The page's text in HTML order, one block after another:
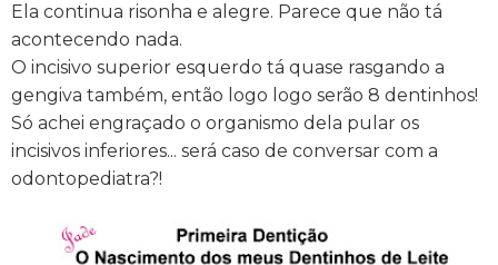
Ela continua risonha e alegre. Parece que não tá
acontecendo nada.
O incisivo superior esquerdo tá quase rasgando a
gengiva também, então logo logo serão 8 dentinhos!
Só achei engraçado o organismo dela pular os
incisivos inferiores... será caso de conversar com a
odontopediatra?!